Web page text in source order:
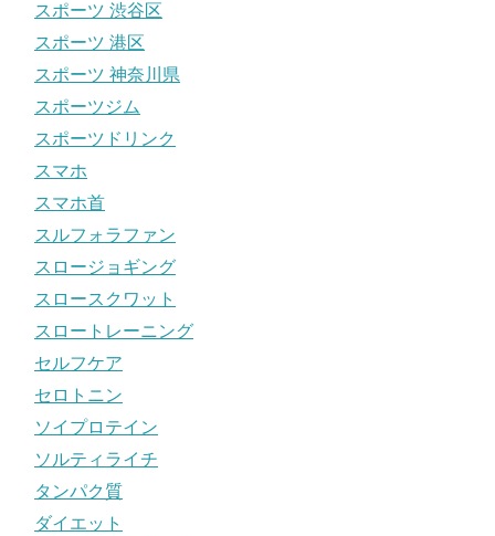
スポーツ 渋谷区
スポーツ 港区
スポーツ 神奈川県
スポーツジム
スポーツドリンク
スマホ
スマホ首
スルフォラファン
スロージョギング
スロースクワット
スロートレーニング
セルフケア
セロトニン
ソイプロテイン
ソルティライチ
タンパク質
ダイエット